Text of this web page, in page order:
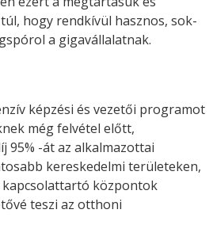
hogy rendkívül hasznos, sok-
a gigavállalatnak.
képzési és vezetői programot
még felvétel előtt,
95% -át az alkalmazottai
kereskedelmi területeken,
központok
teszi az otthoni